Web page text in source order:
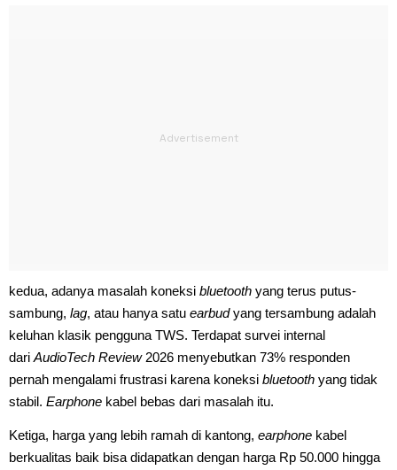
kedua, adanya masalah koneksi bluetooth yang terus putus-
sambung, lag, atau hanya satu earbudyang tersambung adalah
keluhan klasik pengguna TWS. Terdapat survei internal
dari AudioTech Review2026 menyebutkan 73% responden
pernah mengalami frustrasi karena koneksi bluetooth yang tidak
stabil. Earphone kabel bebas dari masalah itu.
Ketiga, harga yang lebih ramah di kantong, earphone kabel
berkualitas baik bisa didapatkan dengan harga Rp 50.000 hingga